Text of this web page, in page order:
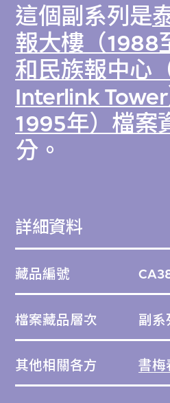
這個副系列是
報大樓（1988
和民族報中心
Interlink
1995年）檔案
分。
詳細資料
藏品編號
檔案藏品層次 副系
其他相關各方 書梅